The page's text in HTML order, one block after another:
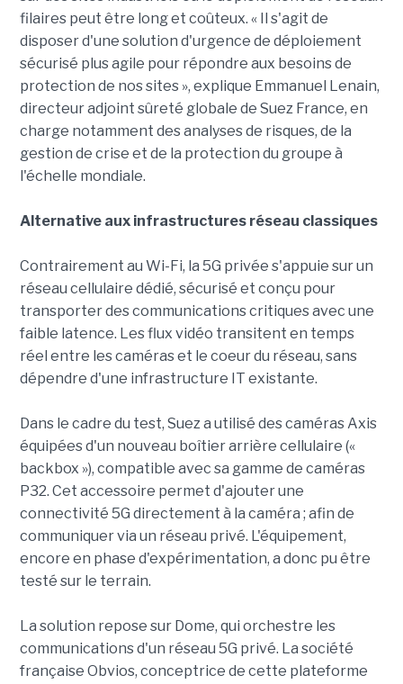
filaires peut être long et coûteux. « Il s'agit de
disposer d'une solution d'urgence de déploiement
sécurisé plus agile pour répondre aux besoins de
protection de nos sites », explique Emmanuel Lenain,
directeur adjoint sûreté globale de Suez France, en
charge notamment des analyses de risques, de la
gestion de crise et de la protection du groupe à
l'échelle mondiale.
Alternative aux infrastructures réseau classiques
Contrairement au Wi-Fi, la 5G privée s'appuie sur un
réseau cellulaire dédié, sécurisé et conçu pour
transporter des communications critiques avec une
faible latence. Les flux vidéo transitent en temps
réel entre les caméras et le coeur du réseau, sans
dépendre d'une infrastructure IT existante.
Dans le cadre du test, Suez a utilisé des caméras Axis
équipées d'un nouveau boîtier arrière cellulaire («
backbox »), compatible avec sa gamme de caméras
P32. Cet accessoire permet d'ajouter une
connectivité 5G directement à la caméra ; afin de
communiquer via un réseau privé. L'équipement,
encore en phase d'expérimentation, a donc pu être
testé sur le terrain.
La solution repose sur Dome, qui orchestre les
communications d'un réseau 5G privé. La société
française Obvios, conceptrice de cette plateforme